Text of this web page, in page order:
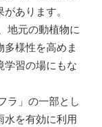
あります。
地元の動植物に
多様性を高めま
学習の場にもな
ラ」の一部とし
水を有効に利用